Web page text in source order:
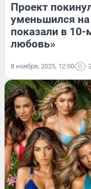
Проект
уменьшился
показали в
любовь»
8 ноября, 2025, 12:00